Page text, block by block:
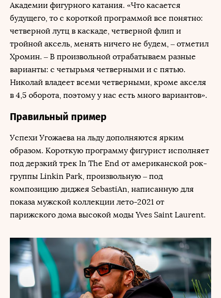
Академии фигурного катания. «Что касается
будущего, то с короткой программой все понятно:
четверной лутц в каскаде, четверной флип и
тройной аксель, менять ничего не будем, – отметил
Хромин. – В произвольной отрабатываем разные
варианты: с четырьмя четверными и с пятью.
Николай владеет всеми четверными, кроме акселя
в 4,5 оборота, поэтому у нас есть много вариантов».
Правильный пример
Успехи Угожаева на льду дополняются ярким
образом. Короткую программу фигурист исполняет
под дерзкий трек In The End от американской рок-
группы Linkin Park, произвольную – под
композицию диджея SebastiAn, написанную для
показа мужской коллекции лето-2021 от
парижского дома высокой моды Yves Saint Laurent.